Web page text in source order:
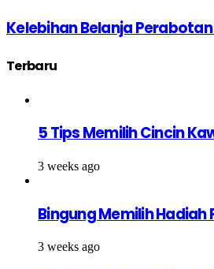
Kelebihan Belanja
Terbaru
5 Tips Memilih Cincin
3 weeks ago
Bingung Memilih
3 weeks ago